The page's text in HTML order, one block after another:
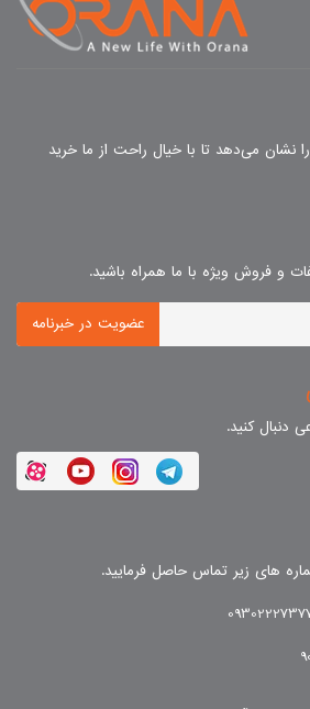
را نشان می‌دهد تا با خیال راحت از ما خرید
و فروش ویژه با ما همراه باشید.
عضویت در خبرنامه
دنبال کنید.
های زیر تماس حاصل فرمایید.